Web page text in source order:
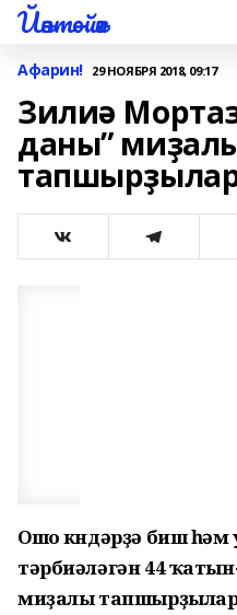
Йәнтөйәк
Афарин! 29 НОЯБРЯ 2018, 09:17
Зилиә
даны”
Ошо көндәрҙә биш һәм
тәрбиәләгән 44
миҙалы